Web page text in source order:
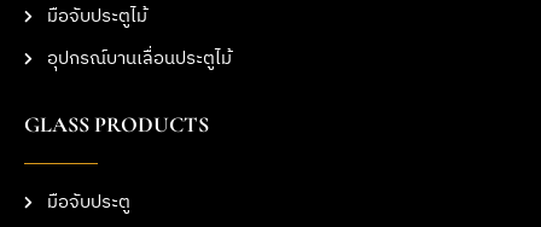
มือจับประตูไม้
อุปกรณ์บานเลื่อนประตูไม้
GLASS PRODUCTS
มือจับประตู